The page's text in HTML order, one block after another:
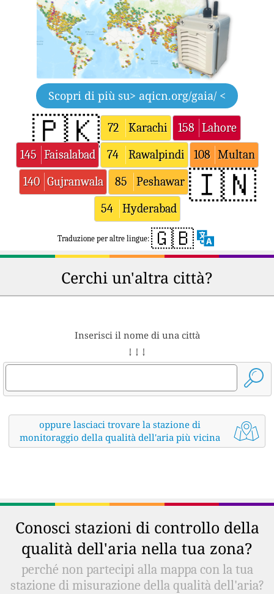
Scopri di più su> aqicn.org/gaia/ <
🇵🇰 72 Karachi 158 Lahore
145 Faisalabad 74 Rawalpindi 108 Multan
140 Gujranwala 85 Peshawar 🇮🇳
54 Hyderabad
Traduzione per altre lingue: 🇬🇧
Cerchi un'altra città?
Inserisci il nome di una città
↓ ↓ ↓
oppure lasciaci trovare la stazione di
monitoraggio della qualità dell'aria più vicina
Conosci stazioni di controllo della
qualità dell'aria nella tua zona?
perché non partecipi alla mappa con la tua
stazione di misurazione della qualità dell'aria?